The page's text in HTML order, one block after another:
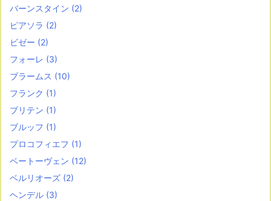
バーンスタイン (2)
ピアソラ (2)
ビゼー (2)
フォーレ (3)
ブラームス (10)
フランク (1)
ブリテン (1)
ブルッフ (1)
プロコフィエフ (1)
ベートーヴェン (12)
ベルリオーズ (2)
ヘンデル (3)